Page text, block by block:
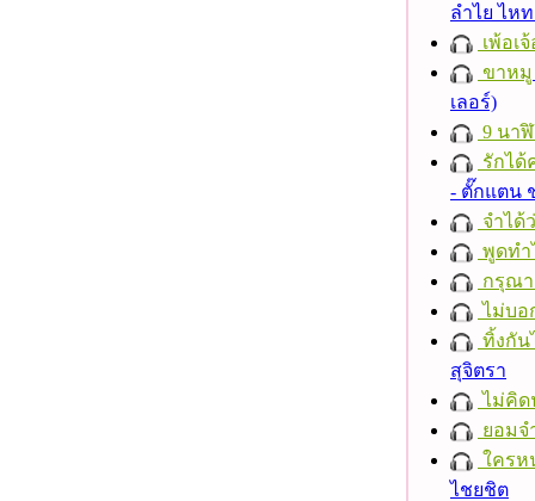
ลำไย ไห
เพ้อเ
ขาหมู
เลอร์)
9 นา
รักได้
- ตั๊กแตน
จำได้
พูดทำ
กรุณา
ไม่บอ
ทิ้งกัน
สุจิตรา
ไม่คิด
ยอม
ใครห
ไชยชิต